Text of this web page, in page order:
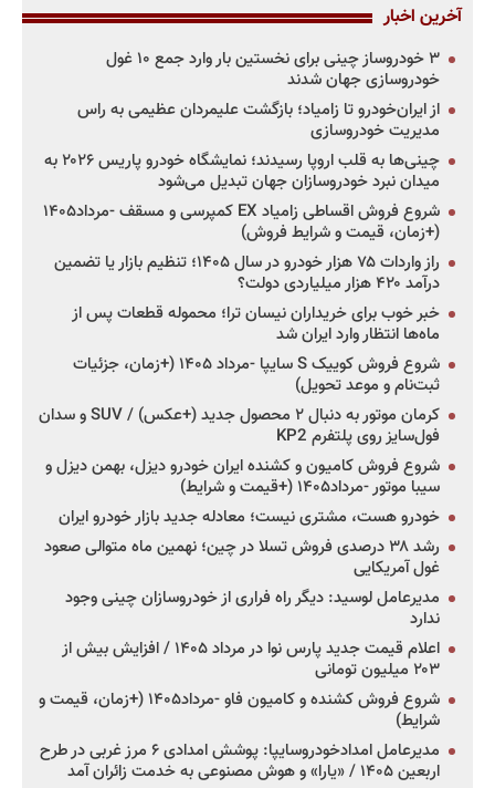
آخرین اخبار
۳ خودروساز چینی برای نخستین بار وارد جمع ۱۰ غول
خودروسازی جهان شدند
از ایران‌خودرو تا زامیاد؛ بازگشت علیمردان عظیمی به راس
مدیریت خودروسازی
چینی‌ها به قلب اروپا رسیدند؛ نمایشگاه خودرو پاریس ۲۰۲۶ به
میدان نبرد خودروسازان جهان تبدیل می‌شود
شروع فروش اقساطی زامیاد EX کمپرسی و مسقف -مرداد۱۴۰۵
(+زمان، قیمت و شرایط فروش)
راز واردات ۷۵ هزار خودرو در سال ۱۴۰۵؛ تنظیم بازار یا تضمین
درآمد ۴۲۰ هزار میلیاردی دولت؟
خبر خوب برای خریداران نیسان ترا؛ محموله قطعات پس از
ماه‌ها انتظار وارد ایران شد
شروع فروش کوییک S سایپا -مرداد ۱۴۰۵ (+زمان، جزئیات
ثبت‌نام و موعد تحویل)
کرمان موتور به دنبال ۲ محصول جدید (+عکس) / SUV و سدان
فول‌سایز روی پلتفرم KP2
شروع فروش کامیون و کشنده ایران خودرو دیزل، بهمن دیزل و
سیبا موتور -مرداد۱۴۰۵ (+قیمت و شرایط)
خودرو هست، مشتری نیست؛ معادله جدید بازار خودرو ایران
رشد ۳۸ درصدی فروش تسلا در چین؛ نهمین ماه متوالی صعود
غول آمریکایی
مدیرعامل لوسید: دیگر راه فراری از خودروسازان چینی وجود
ندارد
اعلام قیمت جدید پارس نوا در مرداد ۱۴۰۵ / افزایش بیش از
۲۰۳ میلیون تومانی
شروع فروش کشنده و کامیون فاو -مرداد۱۴۰۵ (+زمان، قیمت و
شرایط)
مدیرعامل امدادخودروسایپا: پوشش امدادی ۶ مرز غربی در طرح
اربعین ۱۴۰۵ / «یارا» و هوش مصنوعی به خدمت زائران آمد